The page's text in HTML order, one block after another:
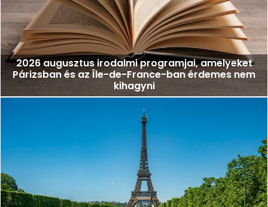
2026 augusztus irodalmi programjai, amelyeket
Párizsban és az Île-de-France-ban érdemes nem
kihagyni